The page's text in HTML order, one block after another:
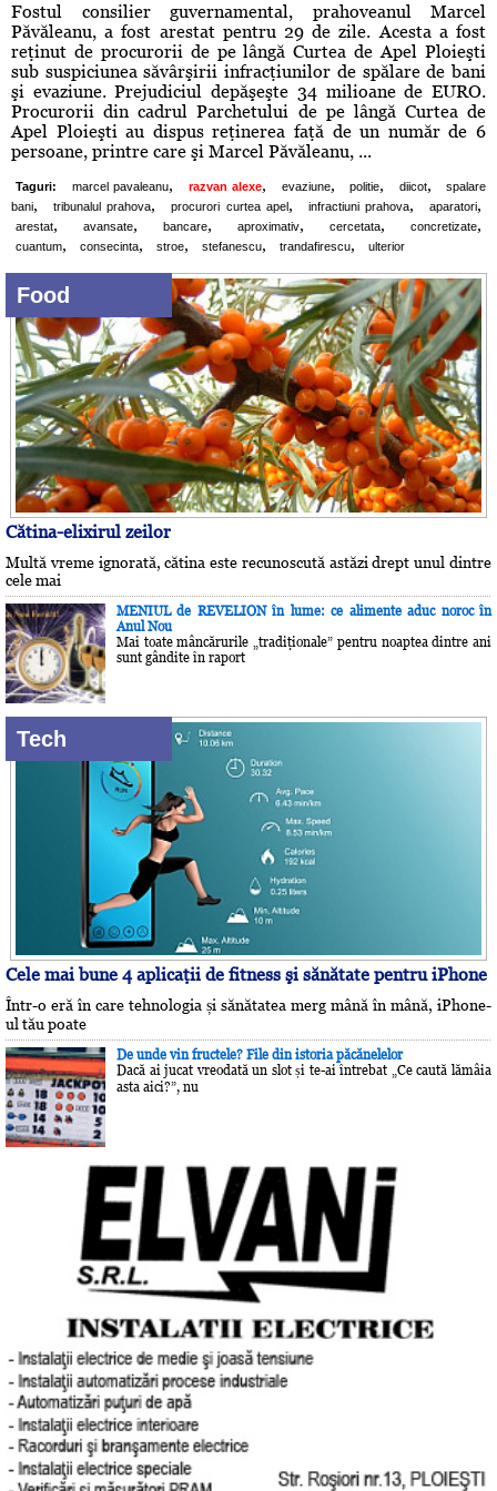
Fostul consilier guvernamental, prahoveanul Marcel
Păvăleanu, a fost arestat pentru 29 de zile. Acesta a fost
reţinut de procurorii de pe lângă Curtea de Apel Ploieşti
sub suspiciunea săvârşirii infracţiunilor de spălare de bani
şi evaziune. Prejudiciul depăşeşte 34 milioane de EURO.
Procurorii din cadrul Parchetului de pe lângă Curtea de
Apel Ploieşti au dispus reţinerea faţă de un număr de 6
persoane, printre care şi Marcel Păvăleanu, ...
Taguri: marcel pavaleanu, razvan alexe, evaziune, politie, diicot,
spalare
bani, tribunalul prahova, procurori curtea apel, infractiuni prahova, aparatori,
arestat, avansate, bancare, aproximativ, cercetata, concretizate,
cuantum, consecinta, stroe, stefanescu, trandafirescu, ulterior
Food
Cătina-elixirul zeilor
Multă vreme ignorată, cătina este recunoscută astăzi drept unul dintre
cele mai
MENIUL de REVELION în lume: ce alimente aduc noroc în
Anul Nou
Mai toate mâncărurile „tradiţionale” pentru noaptea dintre ani
sunt gândite în raport
Tech
Cele mai bune 4 aplicaţii de fitness şi sănătate pentru iPhone
Într-o eră în care tehnologia și sănătatea merg mână în mână, iPhone-
ul tău poate
De unde vin fructele? File din istoria păcănelelor
Dacă ai jucat vreodată un slot și te-ai întrebat „Ce caută lămâia
asta aici?”, nu